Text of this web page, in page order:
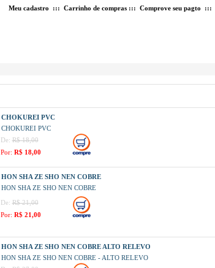
Meu cadastro ::: Carrinho de compras::: Comprove seu pagto :::
CHOKUREI PVC
CHOKUREI PVC
De:R$ 18,00
Por: R$ 18,00
HON SHA ZE SHO NEN COBRE
HON SHA ZE SHO NEN COBRE
De:R$ 21,00
Por: R$ 21,00
HON SHA ZE SHO NEN COBRE ALTO RELEVO
HON SHA ZE SHO NEN COBRE - ALTO RELEVO